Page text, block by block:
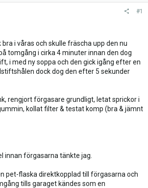
#1
bra i våras och skulle fräscha upp den nu
tomgång i cirka 4 minuter innan den dog
i med ny soppa och den gick igång efter en
dock dog den efter 5 sekunder
rengjort förgasare grundligt, letat sprickor i
kollat filter & testat komp (bra & jämnt
innan förgasarna tänkte jag.
pet-flaska direktkopplad till förgasarna och
tills garaget kändes som en